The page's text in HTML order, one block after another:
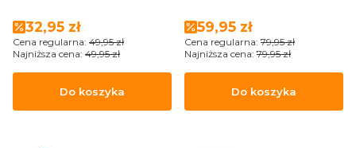
Cena promocyjna
32,95 zł
Cena regularna: 49,95 zł
Najniższa cena: 49,95 zł
Do koszyka
Cena promocyjna
59,95 zł
Cena regularna: 79,95 zł
Najniższa cena: 79,95 zł
Do koszyka